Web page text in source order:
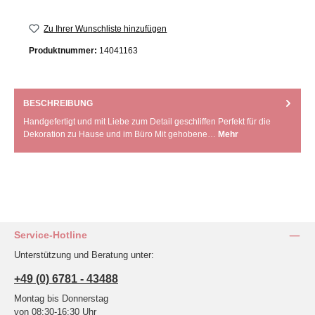
Zu Ihrer Wunschliste hinzufügen
Produktnummer: 14041163
BESCHREIBUNG
Handgefertigt und mit Liebe zum Detail geschliffen Perfekt für die
Dekoration zu Hause und im Büro Mit gehobene… Mehr
Service-Hotline
Unterstützung und Beratung unter:
+49 (0) 6781 - 43488
Montag bis Donnerstag
von 08:30-16:30 Uhr